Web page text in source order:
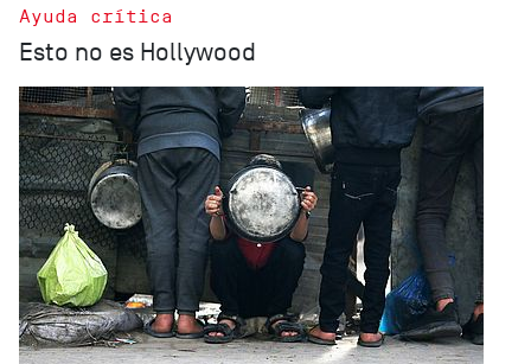
Ayuda crítica
Esto no es Hollywood